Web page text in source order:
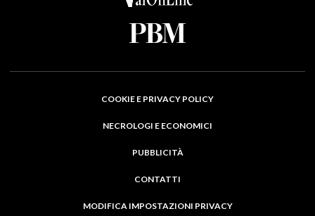
COOKIE E PRIVACY POLICY
NECROLOGI E ECONOMICI
PUBBLICITÀ
CONTATTI
MODIFICA IMPOSTAZIONI PRIVACY